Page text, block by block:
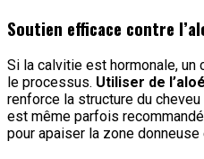
Soutien efficace contre
Si la calvitie est hormonale, un
le processus. Utiliser de
renforce la structure du
est même parfois
pour apaiser la zone